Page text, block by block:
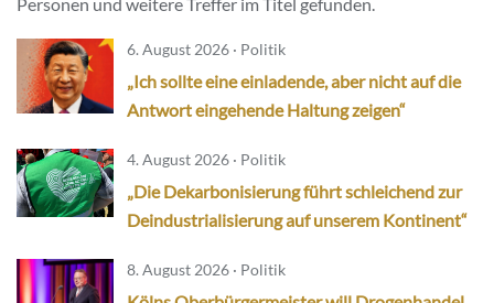
6. August 2026 · Politik
„Ich sollte eine einladende, aber nicht auf die
Antwort eingehende Haltung zeigen“
4. August 2026 · Politik
„Die Dekarbonisierung führt schleichend zur
Deindustrialisierung auf unserem Kontinent“
8. August 2026 · Politik